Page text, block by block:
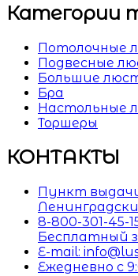
Категории
Потолочные
Подвесные
Большие
Бра
Настольные
Торшеры
КОНТАКТЫ
Пункт
8-800-301-45-
Бесплатный
E-mail:
Ежедневно с